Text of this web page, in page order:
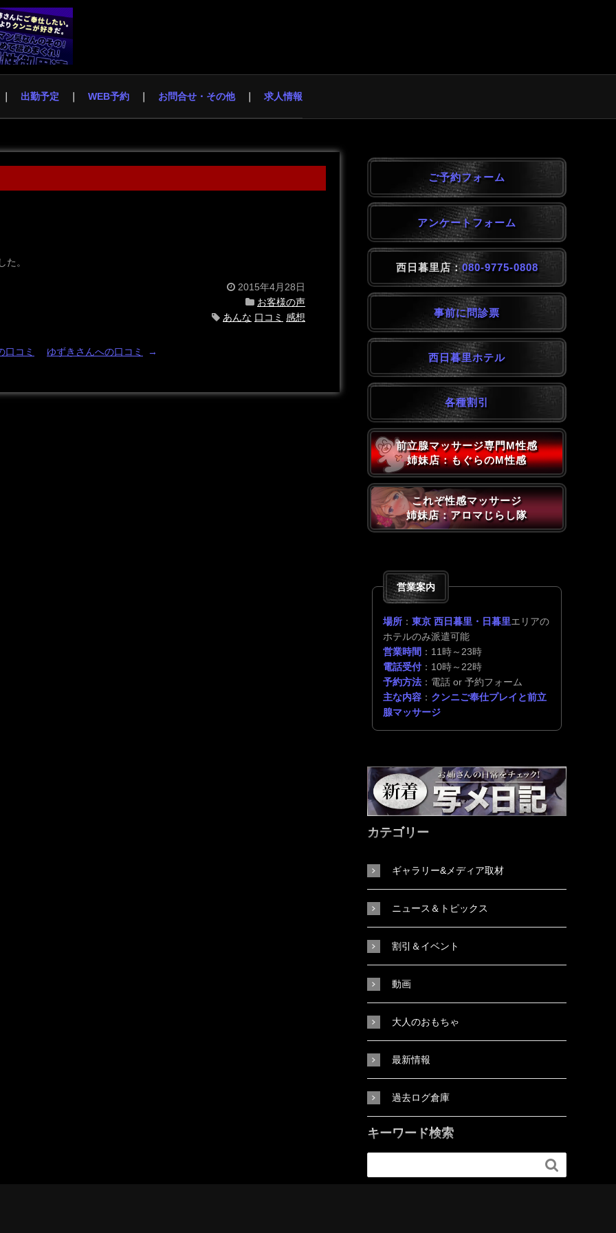
出勤予定 WEB予約 お問合せ・その他 求人情報
。
2015年4月28日
お客様の声
あんな 口コミ 感想
口コミ ゆずきさんへの口コミ →
ご予約フォーム
アンケートフォーム
西日暮里店：080-9775-0808
事前に問診票
西日暮里ホテル
各種割引
前立腺マッサージ専門M性感
姉妹店：もぐらのM性感
これぞ性感マッサージ
姉妹店：アロマじらし隊
営業案内
場所 ： 東京 西日暮里・日暮里エリアの
ホテルのみ派遣可能
営業時間 ：11時～23時
電話受付：10時～22時
予約方法 ：電話 or 予約フォーム
主な内容 ： クンニご奉仕プレイと前立
腺マッサージ
カテゴリー
ギャラリー&メディア取材
ニュース＆トピックス
割引＆イベント
動画
大人のおもちゃ
最新情報
過去ログ倉庫
キーワード検索
